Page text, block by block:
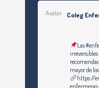
Avatar Coleg
Las
irreversibles
mayor de
https://